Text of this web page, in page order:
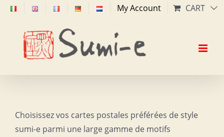
Skip
content
My Account CART
Choisissez vos cartes postales préférées de style
sumi-e parmi une large gamme de motifs